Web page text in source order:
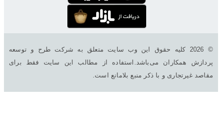
© 2026 کليه حقوق اين وب سایت متعلق به شرکت طرح و توسعه
پردازش همکاران می‌باشد.استفاده از مطالب این سایت فقط برای
مقاصد غیرتجاری و با ذکر منبع بلامانع است.